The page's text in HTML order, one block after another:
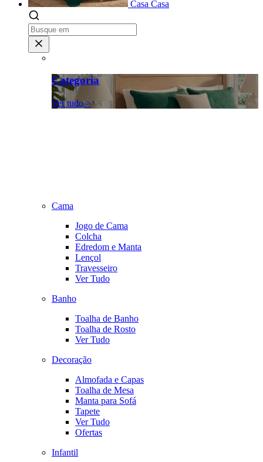
Casa Casa
Categoria
Ver tudo >
Cama
Jogo de Cama
Colcha
Edredom e Manta
Lençol
Travesseiro
Ver Tudo
Banho
Toalha de Banho
Toalha de Rosto
Ver Tudo
Decoração
Almofada e Capas
Toalha de Mesa
Manta para Sofá
Tapete
Ver Tudo
Ofertas
Infantil